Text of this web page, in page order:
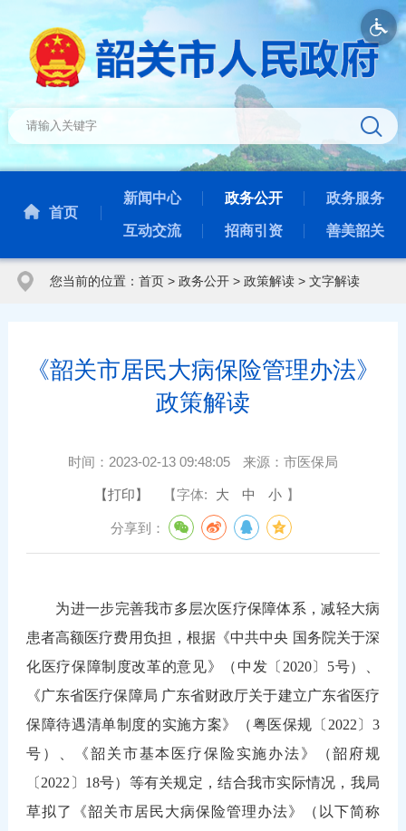
首页
新闻中心 政务公开 政务服务
互动交流 招商引资 善美韶关
您当前的位置： 首页> 政务公开> 政策解读> 文字解读
《韶关市居民大病保险管理办法》
政策解读
时间： 2023-02-13 09:48:05 来源： 市医保局
【打印】 【字体: 大 中 小 】
分享到：
为进一步完善我市多层次医疗保障体系，减轻大病
患者高额医疗费用负担，根据《中共中央 国务院关于深
化医疗保障制度改革的意见》（中发〔2020〕5号）、
《广东省医疗保障局 广东省财政厅关于建立广东省医疗
保障待遇清单制度的实施方案》（粤医保规〔2022〕3
号）、《韶关市基本医疗保险实施办法》（韶府规
〔2022〕18号）等有关规定，结合我市实际情况，我局
草拟了《韶关市居民大病保险管理办法》（以下简称